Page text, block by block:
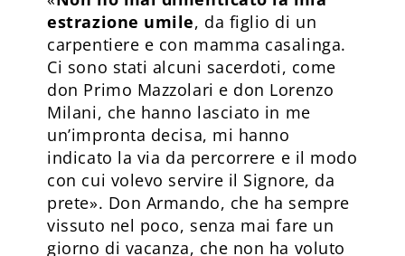
estrazione umile, da figlio di un
carpentiere e con mamma casalinga.
Ci sono stati alcuni sacerdoti, come
don Primo Mazzolari e don Lorenzo
Milani, che hanno lasciato in me
un’impronta decisa, mi hanno
indicato la via da percorrere e il modo
con cui volevo servire il Signore, da
prete». Don Armando, che ha sempre
vissuto nel poco, senza mai fare un
giorno di vacanza, che non ha voluto